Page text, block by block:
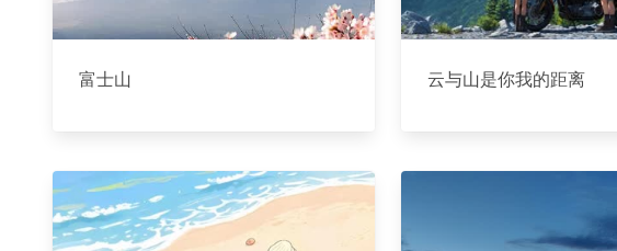
富士山 云与山是你我的距离